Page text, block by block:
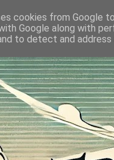
cookies from Google
Google along with
to detect and address